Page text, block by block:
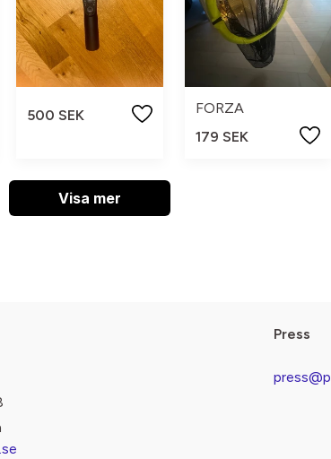
500 SEK
FORZA
179 SEK
Visa mer
Press